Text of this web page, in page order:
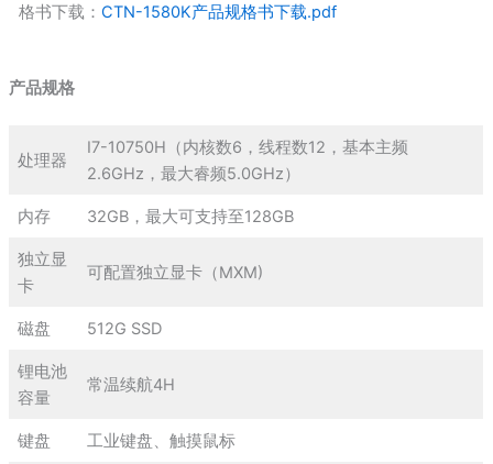
格书下载：CTN-1580K产品规格书下载.pdf
产品规格
处理器
I7-10750H（内核数6，线程数12，基本主频
2.6GHz，最大睿频5.0GHz）
内存 32GB，最大可支持至128GB
独立显
卡
可配置独立显卡（MXM)
磁盘 512G SSD
锂电池
容量
常温续航4H
键盘 工业键盘、触摸鼠标